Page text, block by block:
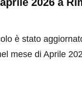
è stato
mese di Aprile